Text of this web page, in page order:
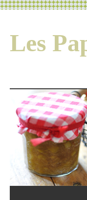
Les